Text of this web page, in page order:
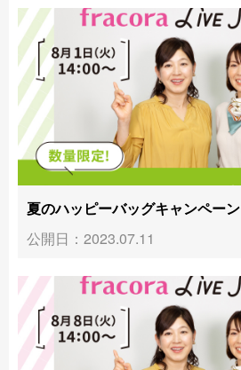
夏のハッピーバッグキャンペーン
公開日：2023.07.11